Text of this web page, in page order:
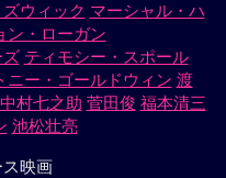
ウィック マーシャル・ハ
ン・ローガン
ズ ティモシー・スポール
ニー・ゴールドウィン 渡
中村七之助 菅田俊 福本清三
池松壮亮
映画